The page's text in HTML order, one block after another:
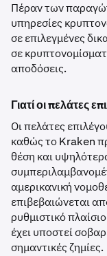
Πέραν των
υπηρεσίες
σε επιλεγμένες
σε
αποδόσεις.
Γιατί οι πελάτες
Οι πελάτες
καθώς το Kraken
θέση και
αμερικανική
επιβεβαιώνεται
ρυθμιστικό
έχει υποστεί
σημαντικές ζημίες.